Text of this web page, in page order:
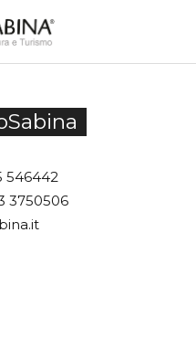
546442
3750506